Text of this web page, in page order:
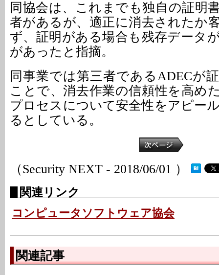
同協会は、これまでも独自の証明
者があるが、適正に消去されたか
ず、証明がある場合も残存データ
があったと指摘。
同事業では第三者であるADECが
ことで、消去作業の信頼性を高め
プロセスについて安全性をアピー
るとしている。
（Security NEXT - 2018/06/01 ）
関連リンク
コンピュータソフトウェア協会
関連記事